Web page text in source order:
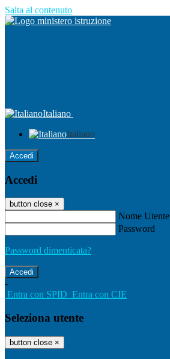
Salta al contenuto
Italiano
Italiano
Accedi
Accedi
button close ×
Nome Utente
Password
Password dimenticata?
-
Entra con SPID Entra con CIE
Seleziona utente
button close ×